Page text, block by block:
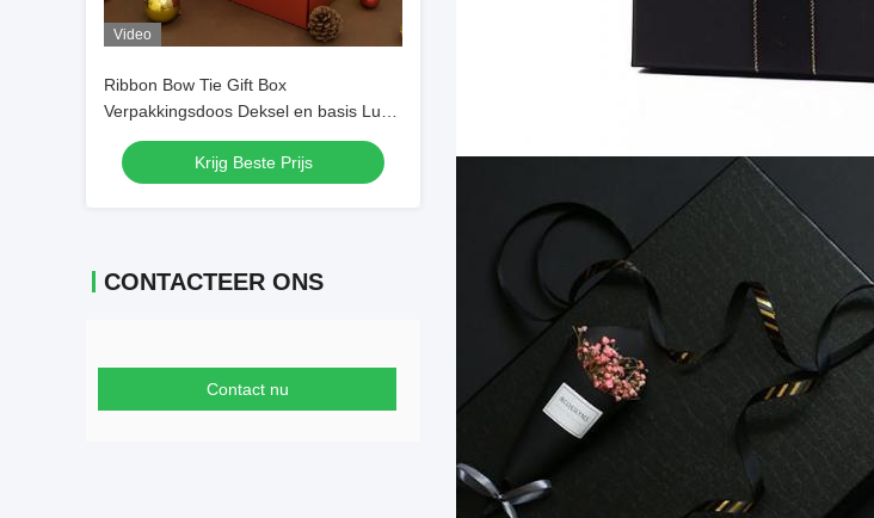
Video
Ribbon Bow Tie Gift Box
Verpakkingsdoos Deksel en basis Luxe
Gift Paper Verpakkingsdozen
Krijg Beste Prijs
CONTACTEER ONS
Contact nu